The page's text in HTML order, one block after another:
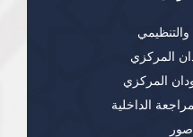
والتنظيمي
المركزي
المركزي
الداخلية